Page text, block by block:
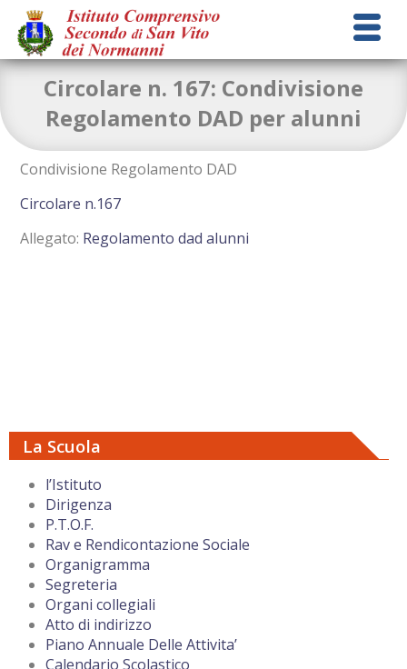
La Scuola
l’Istituto
Dirigenza
P.T.O.F.
Rav e Rendicontazione Sociale
Organigramma
Segreteria
Organi collegiali
Atto di indirizzo
Piano Annuale Delle Attivita’
Calendario Scolastico
Circolare n. 167: Condivisione
Regolamento DAD per alunni
Condivisione Regolamento DAD
Circolare n.167
Allegato: Regolamento dad alunni